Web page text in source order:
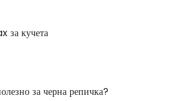
за кучета
за черна репичка?